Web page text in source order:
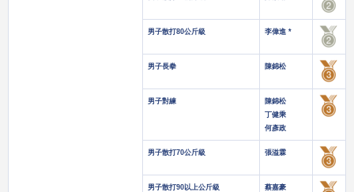
男子散打80公斤級 李偉進 *
男子長拳 陳錦松
男子對練
陳錦松
丁健乘
何彥政
男子散打70公斤級 張溢霖
男子散打90以上公斤級 蔡嘉豪